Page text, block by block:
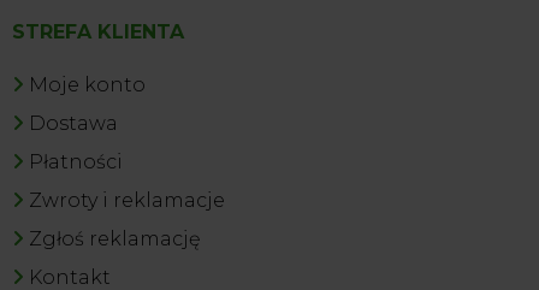
STREFA KLIENTA
Moje konto
Dostawa
Płatności
Zwroty i reklamacje
Zgłoś reklamację
Kontakt